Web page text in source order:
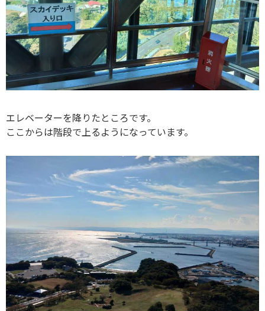
エレベーターを降りたところです。
ここからは階段で上るようになっています。